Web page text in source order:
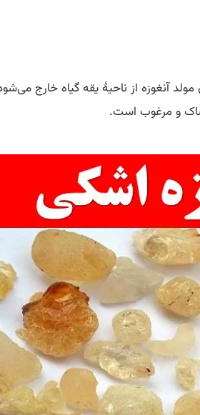
آنغوزه از ناحیۀ یقه گیاه خارج
و مرغوب است.